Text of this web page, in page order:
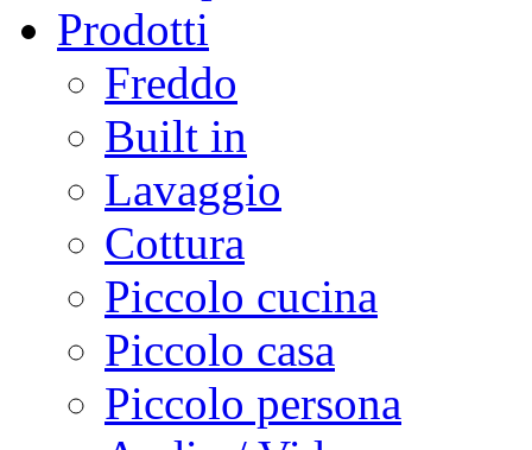
Prodotti
Freddo
Built in
Lavaggio
Cottura
Piccolo cucina
Piccolo casa
Piccolo persona